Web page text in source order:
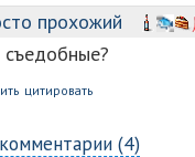
прохожий
цитировать
(4)